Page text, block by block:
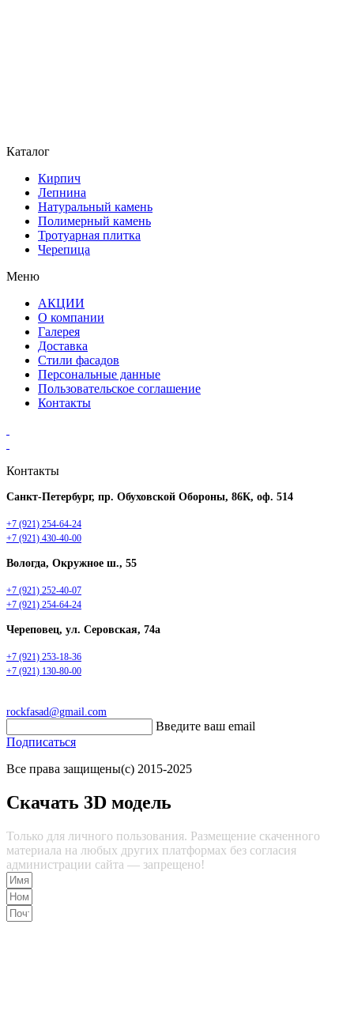
Каталог
Кирпич
Лепнина
Натуральный камень
Полимерный камень
Тротуарная плитка
Черепица
Меню
АКЦИИ
О компании
Галерея
Доставка
Стили фасадов
Персональные данные
Пользовательское соглашение
Контакты
Контакты
Санкт-Петербург, пр. Обуховской Обороны, 86К, оф. 514
+7 (921) 254-64-24
+7 (921) 430-40-00
Вологда, Окружное ш., 55
+7 (921) 252-40-07
+7 (921) 254-64-24
Череповец, ул. Серовская, 74а
+7 (921) 253-18-36
+7 (921) 130-80-00
rockfasad@gmail.com
Введите ваш email
Подписаться
Все права защищены(с) 2015-2025
Скачать 3D модель
Только для личного пользования. Размещение скаченного
материала на любых других платформах без согласия
администрации сайта — запрещено!